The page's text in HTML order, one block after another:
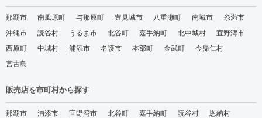
那覇市 南風原町 与那原町 豊見城市 八重瀬町 南城市
糸満市
沖縄市
読谷村 うるま市 北谷町 嘉手納町 北中城村
宜野湾市
西原町
中城村 浦添市 名護市 本部町 金武町
今帰仁村
宮古島
販売店を市町村から探す
那覇市 浦添市 宜野湾市 北谷町 嘉手納町 読谷村
恩納村